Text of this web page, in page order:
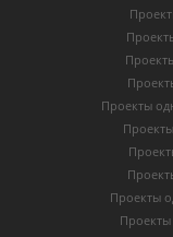
Проекты
Проекты